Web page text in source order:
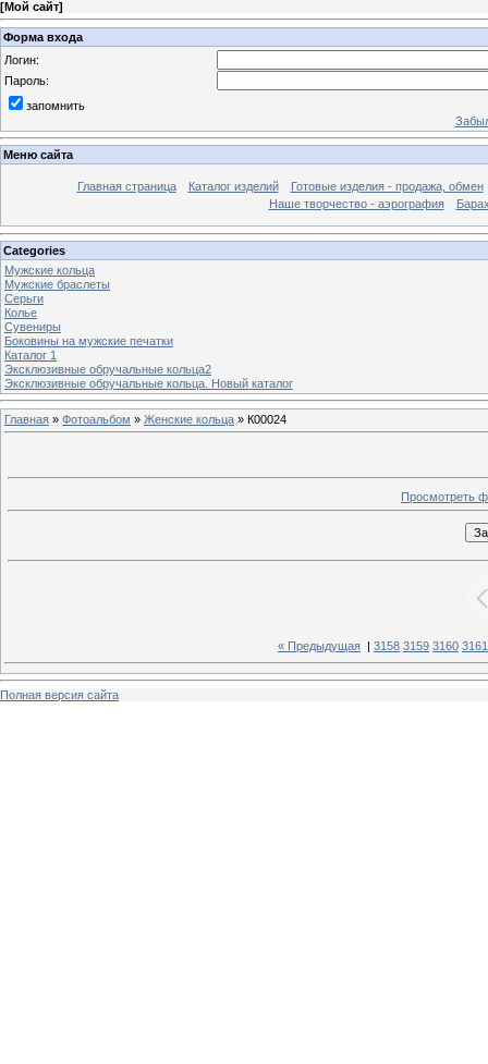
[Мой сайт]
Форма входа
Логин:
Пароль:
запомнить
Меню сайта
Главная страница Каталог изделий
Готовые изделия - продажа, обмен
Наше творчество - аэрография
Categories
Мужские кольца
Мужские браслеты
Серьги
Колье
Сувениры
Боковины на мужские печатки
Каталог 1
Эксклюзивные обручальные кольца2
Эксклюзивные обручальные кольца. Новый каталог
Главная » Фотоальбом » Женские кольца » К00024
Просмотреть
« Предыдущая 3158 3159 3160 3161
Полная версия сайта